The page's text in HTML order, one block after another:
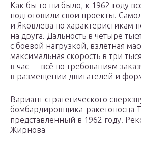
Как бы то ни было, к 1962 году
подготовили свои проекты.
и Яковлева по характеристикам
на друга. Дальность в четыре
с боевой нагрузкой, взлётная
максимальная скорость в три
в час — всё по требованиям
в размещении двигателей и
Вариант стратегического
бомбардировщика-ракетоносца
представленный в 1962 году.
Жирнова